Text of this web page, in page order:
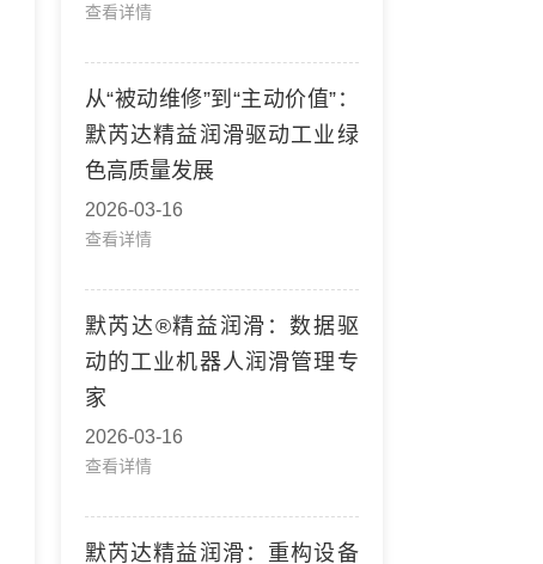
查看详情
从“被动维修”到“主动价值”：
默芮达精益润滑驱动工业绿
色高质量发展
2026-03-16
查看详情
默芮达®精益润滑：数据驱
动的工业机器人润滑管理专
家
2026-03-16
查看详情
默芮达精益润滑：重构设备